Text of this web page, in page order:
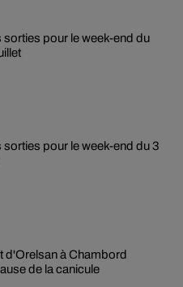
sorties pour le week-end du
sorties pour le week-end du 3
d'Orelsan à Chambord
de la canicule